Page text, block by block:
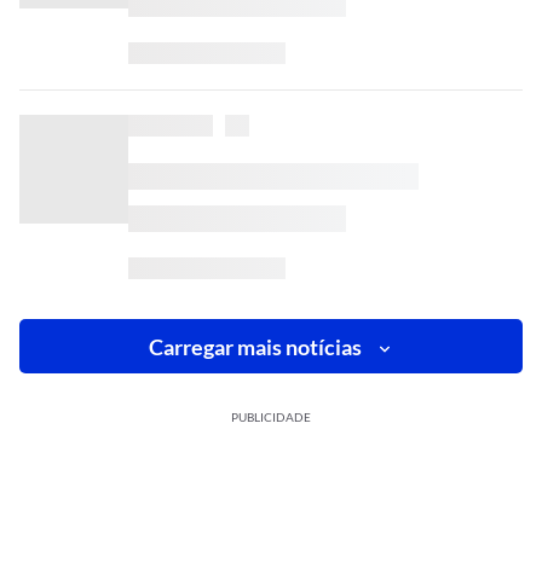
Carregar mais notícias
PUBLICIDADE